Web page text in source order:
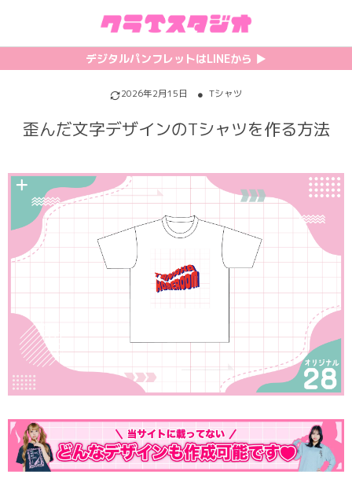
デジタルパンフレットはLINEから ▶︎︎
2026年2月15日 Tシャツ
歪んだ文字デザインのTシャツを作る方法
初めての方へ
クラスTシャツの注文方法
料金について
お支払い方法について
キャンセル・変更について
無料でLINE相談する
カテゴリ一覧
ホッケーユニフォーム
バスケユニフォーム
ゲーム
グリッター&ラメ
ポロシャツ
パーカー・スウェット
特集記事
【最新】流行りの背ネーム特集
【インスタ映え】おすすめクラT集
韓国パロディ人気デザイン特集
おしゃれデザインクラスTシャツ
おもしろクラスTシャツ
かっこいいクラスTシャツ
ニュース
プリント
フォントを選ぶ
シルクスクリーンについて
昇華プリントについて
DTFプリントについて
SDGsについて